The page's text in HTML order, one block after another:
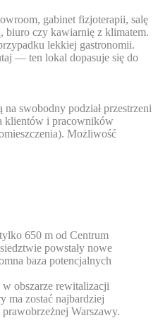
gabinet fizjoterapii, salę
biuro czy kawiarnię z klimatem.
lekkiej gastronomii.
— ten lokal dopasuje się do
swobodny podział przestrzeni
klientów i pracowników
Możliwość
650 m od Centrum
powstały nowe
baza potencjalnych
obszarze rewitalizacji
ma zostać najbardziej
Warszawy.